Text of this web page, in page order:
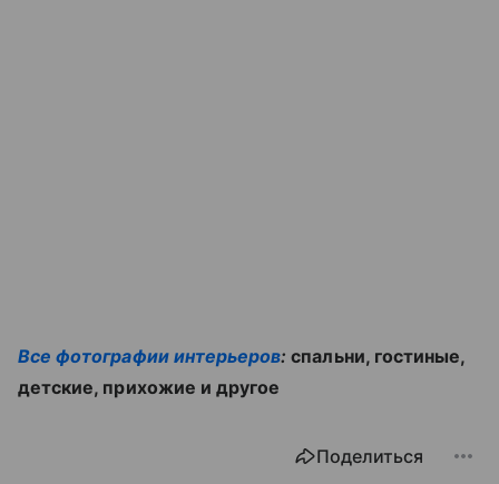
Все фотографии интерьеров:спальни, гостиные,
детские, прихожие и другое
Поделиться